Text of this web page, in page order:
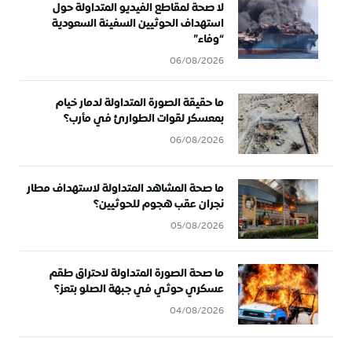
لا صحة لمقاطع الفيديو المتداولة حول
استهداف الحوثيين السفينة السعودية
“وفاء”
06/08/2026
ما حقيقة الصورة المتداولة لدمار خيام
بمعسكر لقوات الطوارئ في مأرب؟
06/08/2026
ما صحة المشاهد المتداولة لاستهداف مطار
نجران عقب هجوم للحوثيين؟
05/08/2026
ما صحة الصورة المتداولة لاحتراق طقم
عسكري حوثي في جبهة الصلو بتعز؟
04/08/2026